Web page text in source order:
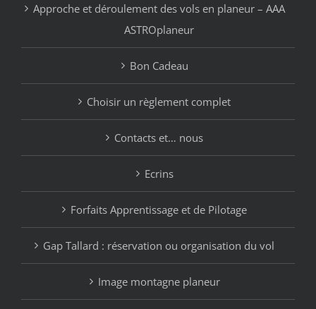
Approche et déroulement des vols en planeur – AAA
ASTROplaneur
Bon Cadeau
Choisir un règlement complet
Contacts et… nous
Ecrins
Forfaits Apprentissage et de Pilotage
Gap Tallard : réservation ou organisation du vol
Image montagne planeur